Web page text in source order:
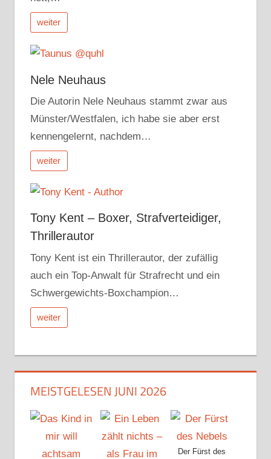
weiter
Nele Neuhaus
Die Autorin Nele Neuhaus stammt zwar aus
Münster/Westfalen, ich habe sie aber erst
kennengelernt, nachdem…
weiter
Tony Kent – Boxer, Strafverteidiger,
Thrillerautor
Tony Kent ist ein Thrillerautor, der zufällig
auch ein Top-Anwalt für Strafrecht und ein
Schwergewichts-Boxchampion…
weiter
MEISTGELESEN JUNI 2026
Der Fürst des